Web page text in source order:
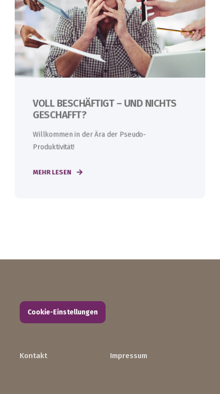
VOLL BESCHÄFTIGT – UND NICHTS
GESCHAFFT?
Willkommen in der Ära der Pseudo-
Produktivität!
MEHR LESEN
Cookie-Einstellungen
Kontakt Impressum